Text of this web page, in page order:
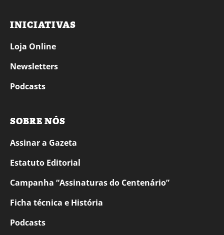
INICIATIVAS
Loja Online
Newsletters
Podcasts
SOBRE NÓS
Assinar a Gazeta
Estatuto Editorial
Campanha “Assinaturas do Centenário”
Ficha técnica e História
Podcasts